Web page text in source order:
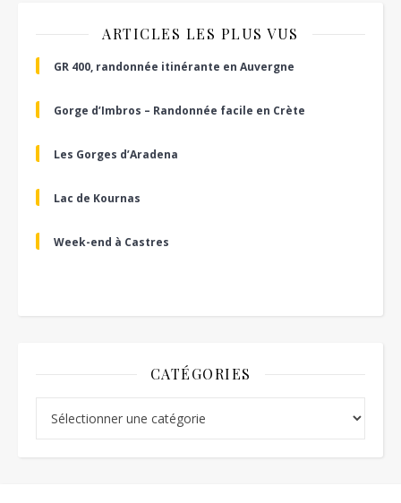
ARTICLES LES PLUS VUS
GR 400, randonnée itinérante en Auvergne
Gorge d’Imbros – Randonnée facile en Crète
Les Gorges d’Aradena
Lac de Kournas
Week-end à Castres
CATÉGORIES